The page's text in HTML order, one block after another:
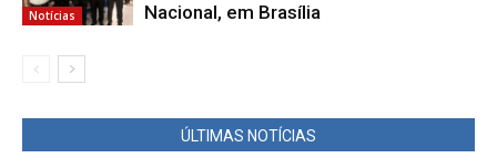
Notícias
Nacional, em Brasília
ÚLTIMAS NOTÍCIAS